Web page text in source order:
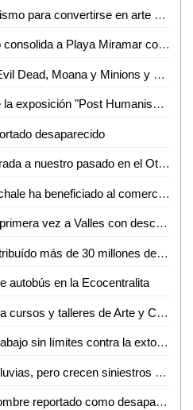
El grafiti dejó de ser vandalismo para convertirse en arte urbano
Erasmo González Robledo consolida a Playa Miramar como referente nacional e internacional con el izamiento Blue Flag 2026-2027
Verano cineteca presenta Evil Dead, Moana y Minions y monstruos
Invitan a la inauguración de la exposición "Post Humanism" eros y thanatos, de Ennio Castellano
desaparecido
Presentarán el libro una mirada a nuestro pasado en el Othoniano
Carretera Valles–Tamazunchale ha beneficiado al comercio y turismo de Tamazunchale: CANACO
ExpoBecas 2026 llega por primera vez a Valles con descuentos de hasta 60% para estudiantes
Gobierno del estado ha distribuído más de 30 millones de litros de agua
autobús en la Ecocentralita
UASLP abre inscripciones a cursos y talleres de Arte y Cultura para el semestre agosto-diciembre 2026
San Luis Potosí coordina trabajo sin límites contra la extorsión
Disminuyen incendios por lluvias, pero crecen siniestros en viviendas de SLP: Bomberos
Encuentran en Tamuín a hombre reportado como desaparecido en Tamasopo